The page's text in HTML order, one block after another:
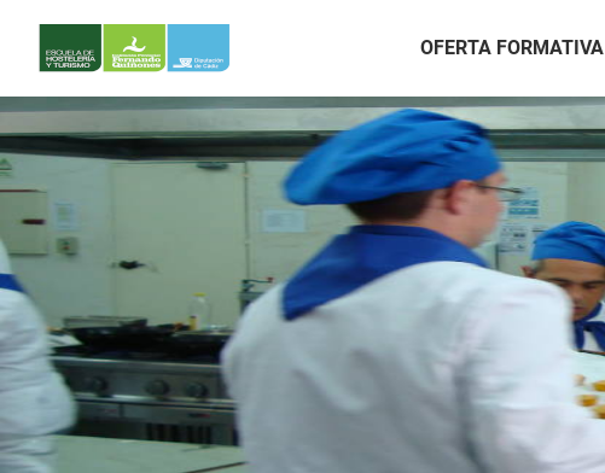
OFERTA FORMATIVA